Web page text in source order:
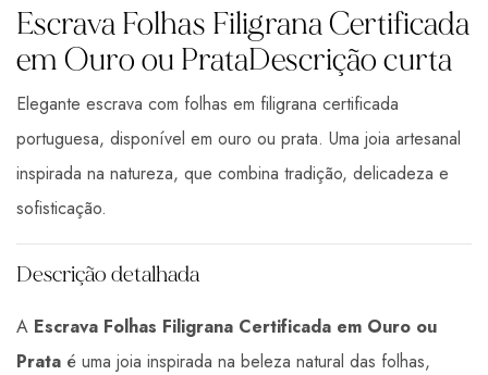
Escrava Folhas Filigrana Certificada
em Ouro ou PrataDescrição curta
Elegante escrava com folhas em filigrana certificada
portuguesa, disponível em ouro ou prata. Uma joia artesanal
inspirada na natureza, que combina tradição, delicadeza e
sofisticação.
Descrição detalhada
A Escrava Folhas Filigrana Certificada em Ouro ou
Prata é uma joia inspirada na beleza natural das folhas,